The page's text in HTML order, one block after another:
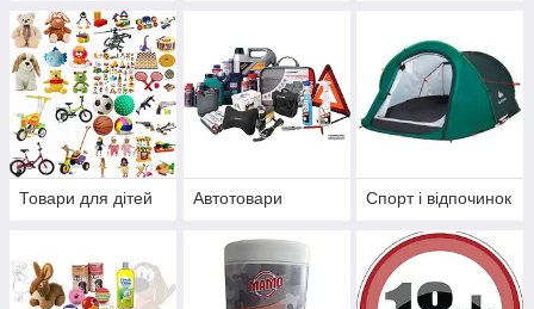
Товари для дітей Автотовари Спорт і відпочинок